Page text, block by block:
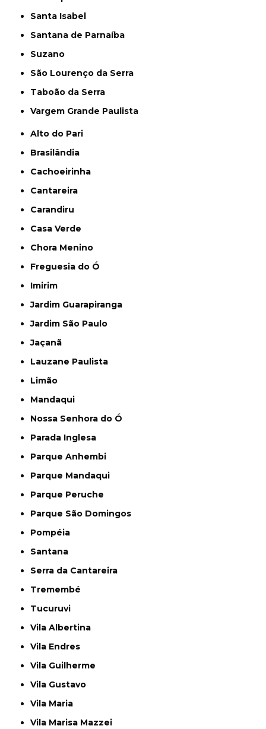
Santa Isabel
Santana de Parnaíba
Suzano
São Lourenço da Serra
Taboão da Serra
Vargem Grande Paulista
Alto do Pari
Brasilândia
Cachoeirinha
Cantareira
Carandiru
Casa Verde
Chora Menino
Freguesia do Ó
Imirim
Jardim Guarapiranga
Jardim São Paulo
Jaçanã
Lauzane Paulista
Limão
Mandaqui
Nossa Senhora do Ó
Parada Inglesa
Parque Anhembi
Parque Mandaqui
Parque Peruche
Parque São Domingos
Pompéia
Santana
Serra da Cantareira
Tremembé
Tucuruvi
Vila Albertina
Vila Endres
Vila Guilherme
Vila Gustavo
Vila Maria
Vila Marisa Mazzei